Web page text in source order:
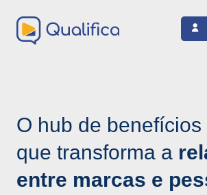
O hub de benefícios
que transforma a
entre marcas e